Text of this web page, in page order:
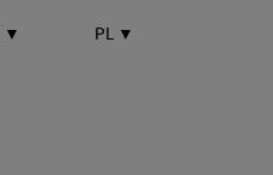
▼ PL ▼